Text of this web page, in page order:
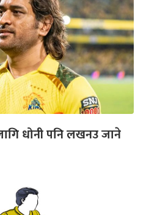
धोनी पनि लखनउ जाने